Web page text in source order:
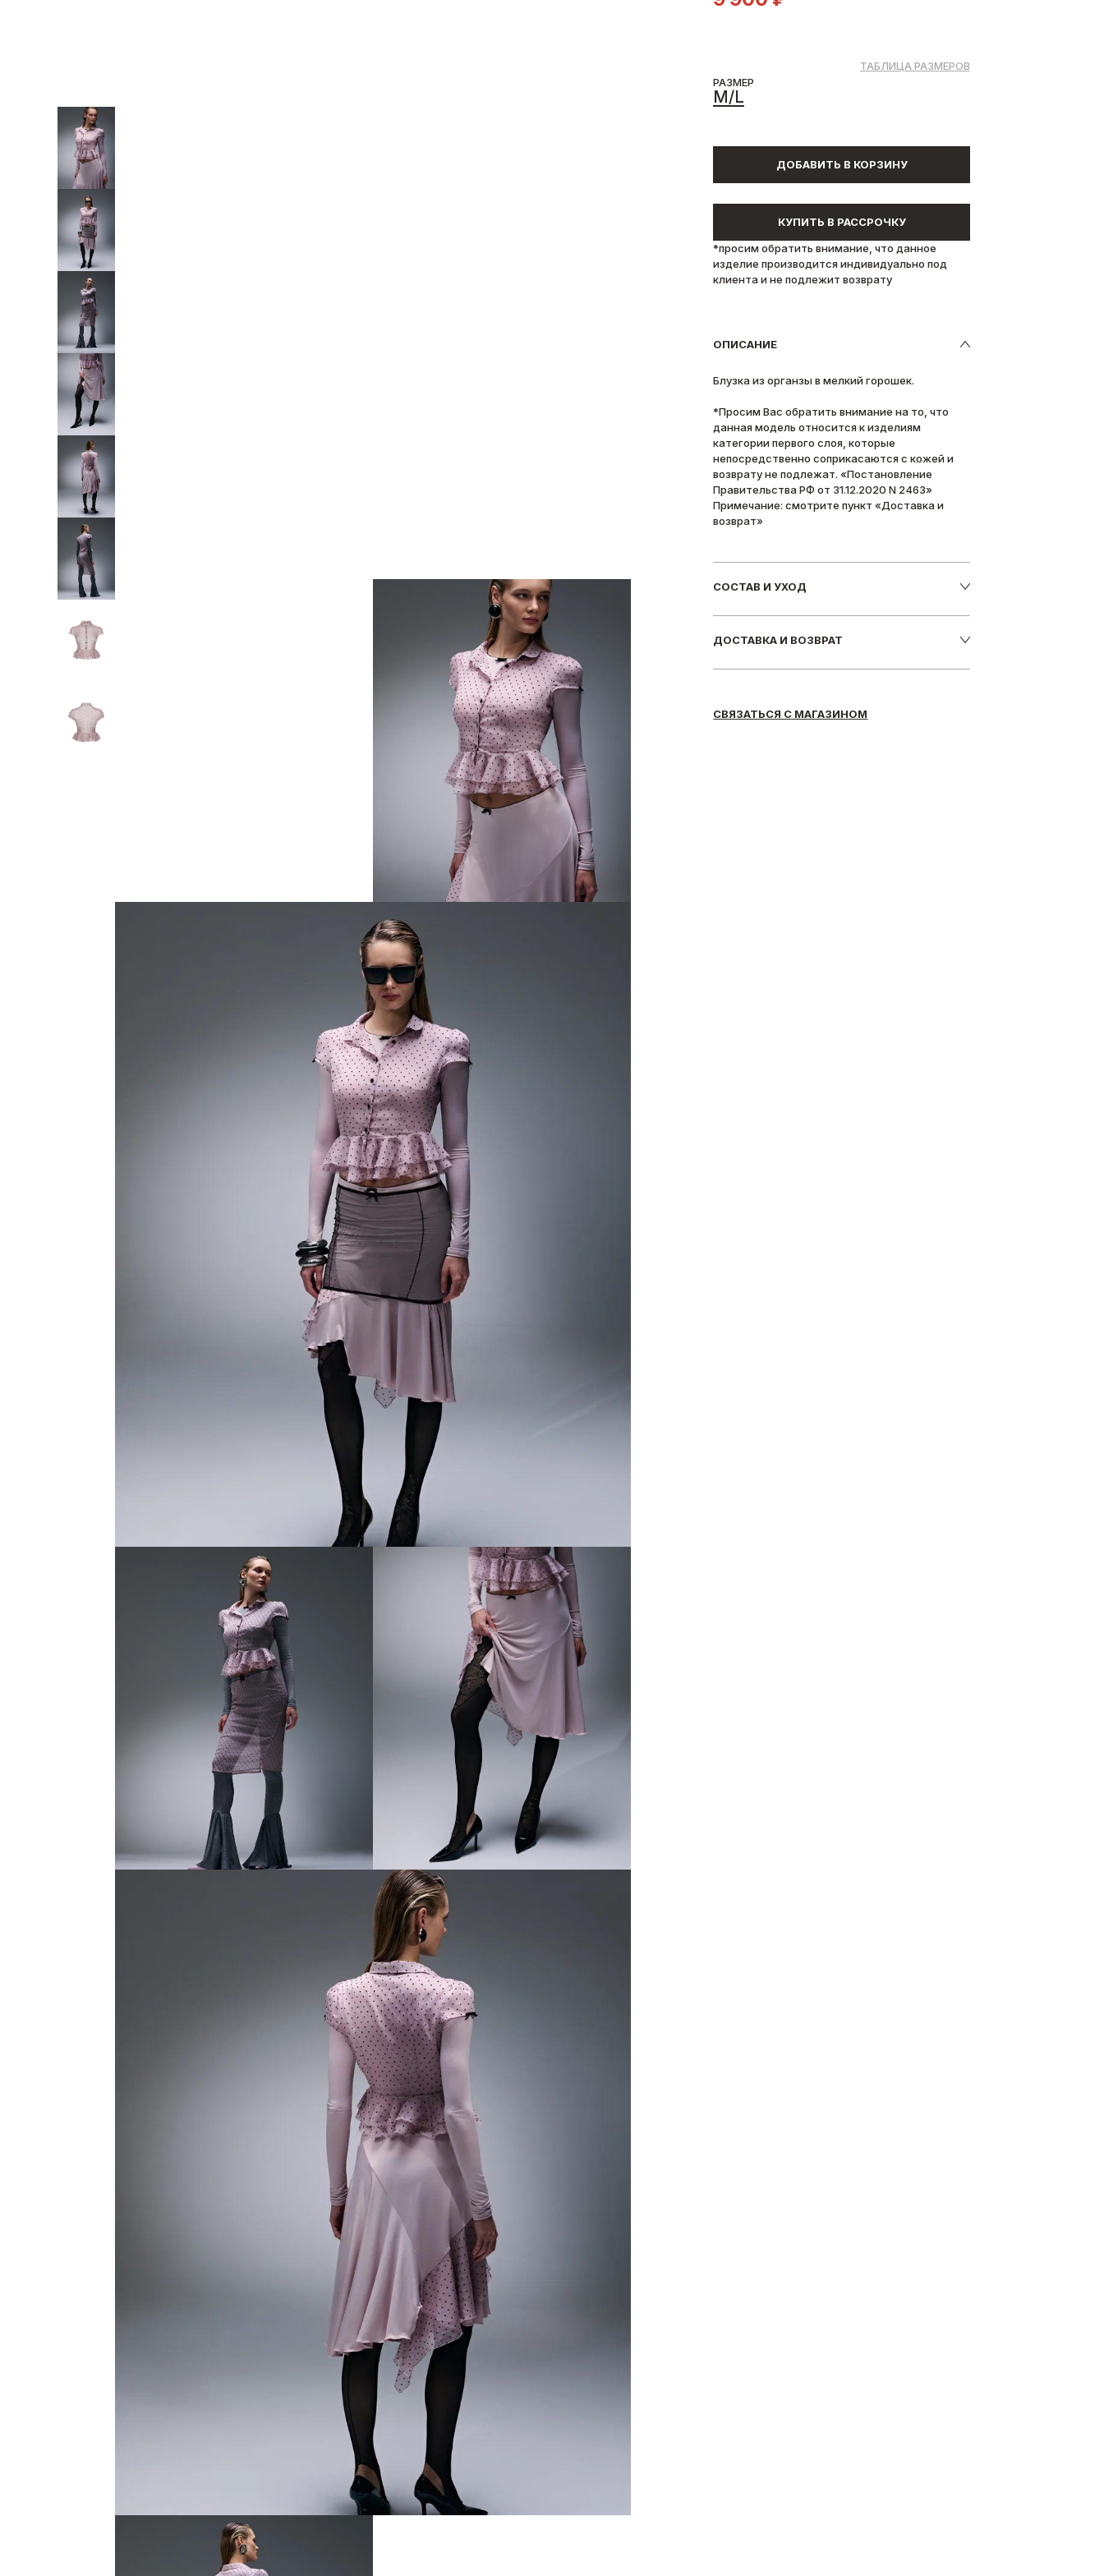
ДОБАВИТЬ В КОРЗИНУ
КУПИТЬ В РАССРОЧКУ
*просим обратить внимание, что данное
изделие производится индивидуально под
клиента и не подлежит возврату
РАЗМЕР
M/L
ТАБЛИЦА РАЗМЕРОВ
ОПИСАНИЕ
Блузка из органзы в мелкий горошек.
*Просим Вас обратить внимание на то, что
данная модель относится к изделиям
категории первого слоя, которые
непосредственно соприкасаются с кожей и
возврату не подлежат. «Постановление
Правительства РФ от 31.12.2020 N 2463»
Примечание: смотрите пункт «Доставка и
возврат»
СОСТАВ И УХОД
ДОСТАВКА И ВОЗВРАТ
СВЯЗАТЬСЯ С МАГАЗИНОМ